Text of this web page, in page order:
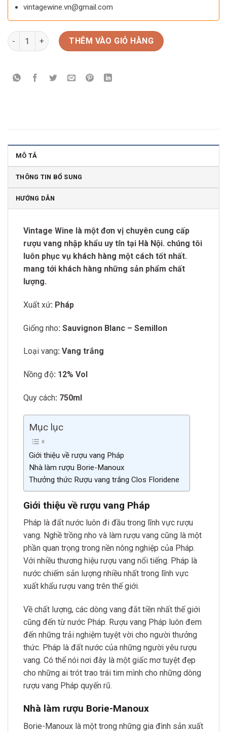
vintagewine.vn@gmail.com
Rượu vang trắng Clos Floridene số lượng
THÊM VÀO GIỎ HÀNG
MÔ TẢ
THÔNG TIN BỔ SUNG
HƯỚNG DẪN
Vintage Wine là một đơn vị chuyên cung cấp
rượu vang nhập khẩu uy tín tại Hà Nội. chúng tôi
luôn phục vụ khách hàng một cách tốt nhất.
mang tới khách hàng những sản phẩm chất
lượng.
Xuất xứ: Pháp
Giống nho: Sauvignon Blanc – Semillon
Loại vang: Vang trắng
Nồng độ: 12% Vol
Quy cách: 750ml
Mục lục
Giới thiệu về rượu vang Pháp
Nhà làm rượu Borie-Manoux
Thưởng thức Rượu vang trắng Clos Floridene
Giới thiệu về rượu vang Pháp
Pháp là đất nước luôn đi đầu trong lĩnh vực rượu
vang. Nghề trồng nho và làm rượu vang cũng là một
phần quan trọng trong nền nông nghiệp của Pháp.
Với nhiều thương hiệu rượu vang nổi tiếng. Pháp là
nước chiếm sản lượng nhiều nhất trong lĩnh vực
xuất khẩu rượu vang trên thế giới.
Về chất lượng, các dòng vang đắt tiền nhất thế giới
cũng đến từ nước Pháp. Rượu vang Pháp luôn đem
đến những trải nghiệm tuyệt vời cho người thưởng
thức. Pháp là đất nước của những người yêu rượu
vang. Có thể nói nơi đây là một giấc mơ tuyệt đẹp
cho những ai trót trao trái tim mình cho những dòng
rượu vang Pháp quyến rũ.
Nhà làm rượu Borie-Manoux
Borie-Manoux là một trong những gia đình sản xuất